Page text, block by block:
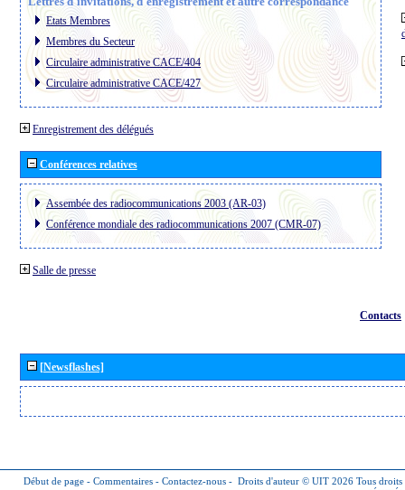
Etats Membres
Membres du Secteur
Circulaire administrative CACE/404
Circulaire administrative CACE/427
Enregistrement des délégués
Conférences relatives
Assembée des radiocommunications 2003 (AR-03)
Conférence mondiale des radiocommunications 2007 (CMR-07)
Salle de presse
Contacts
[Newsflashes]
Début de page - Commentaires - Contactez-nous - Droits d'auteur © UIT 2026 Tous droits